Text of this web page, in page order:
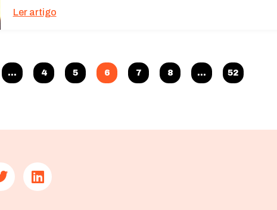
Ler artigo
… 4 5 6 7 8 … 52